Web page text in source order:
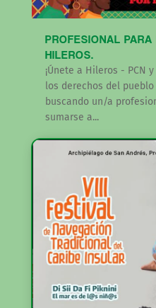
PROFESIONAL
HILEROS.
¡Únete a Hileros - PCN
los derechos del pueblo
buscando un/a
sumarse a...